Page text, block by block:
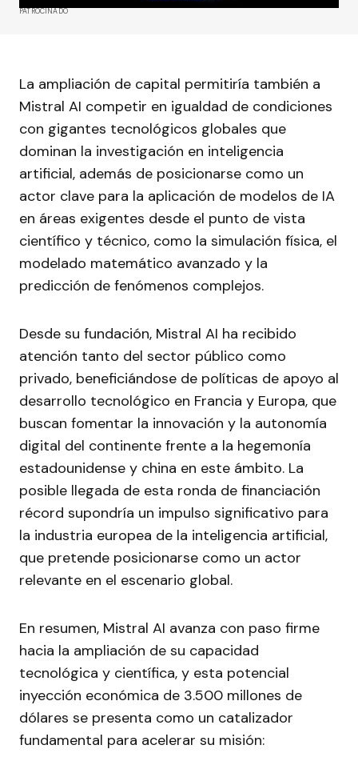
PATROCINADO
La ampliación de capital permitiría también a
Mistral AI competir en igualdad de condiciones
con gigantes tecnológicos globales que
dominan la investigación en inteligencia
artificial, además de posicionarse como un
actor clave para la aplicación de modelos de IA
en áreas exigentes desde el punto de vista
científico y técnico, como la simulación física, el
modelado matemático avanzado y la
predicción de fenómenos complejos.
Desde su fundación, Mistral AI ha recibido
atención tanto del sector público como
privado, beneficiándose de políticas de apoyo al
desarrollo tecnológico en Francia y Europa, que
buscan fomentar la innovación y la autonomía
digital del continente frente a la hegemonía
estadounidense y china en este ámbito. La
posible llegada de esta ronda de financiación
récord supondría un impulso significativo para
la industria europea de la inteligencia artificial,
que pretende posicionarse como un actor
relevante en el escenario global.
En resumen, Mistral AI avanza con paso firme
hacia la ampliación de su capacidad
tecnológica y científica, y esta potencial
inyección económica de 3.500 millones de
dólares se presenta como un catalizador
fundamental para acelerar su misión: